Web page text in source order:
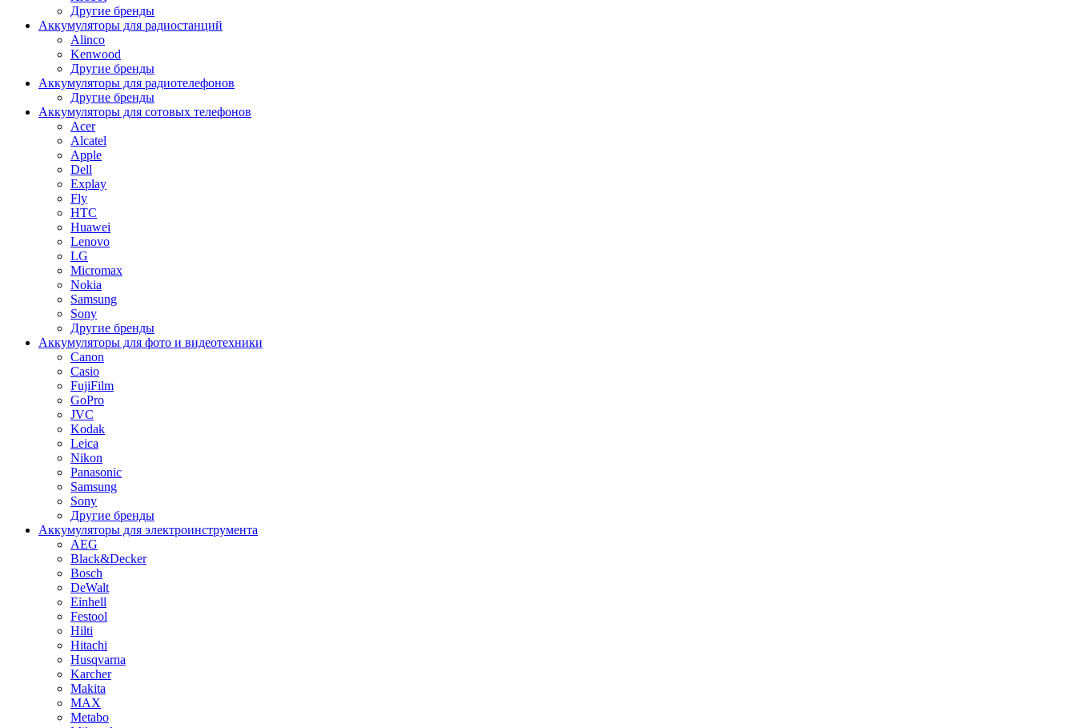
Другие бренды
Аккумуляторы для радиостанций
Alinco
Kenwood
Другие бренды
Аккумуляторы для радиотелефонов
Другие бренды
Аккумуляторы для сотовых телефонов
Acer
Alcatel
Apple
Dell
Explay
Fly
HTC
Huawei
Lenovo
LG
Micromax
Nokia
Samsung
Sony
Другие бренды
Аккумуляторы для фото и видеотехники
Canon
Casio
FujiFilm
GoPro
JVC
Kodak
Leica
Nikon
Panasonic
Samsung
Sony
Другие бренды
Аккумуляторы для электроинструмента
AEG
Black&Decker
Bosch
DeWalt
Einhell
Festool
Hilti
Hitachi
Husqvarna
Karcher
Makita
MAX
Metabo